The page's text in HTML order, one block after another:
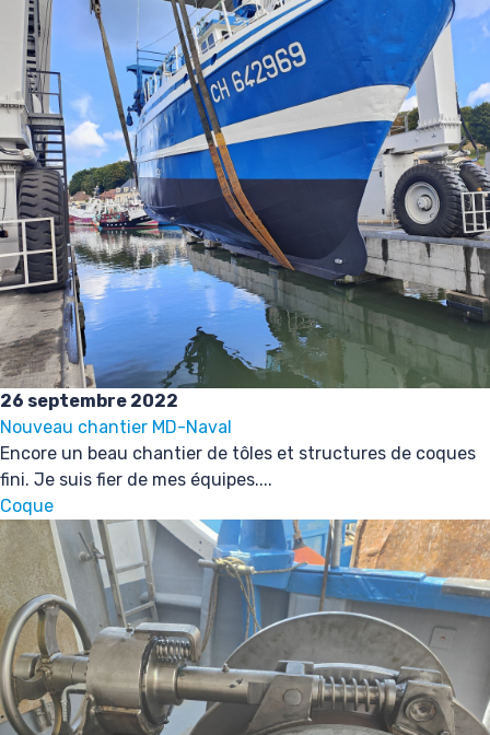
26 septembre 2022
Nouveau chantier MD-Naval
Encore un beau chantier de tôles et structures de coques
fini. Je suis fier de mes équipes....
Coque